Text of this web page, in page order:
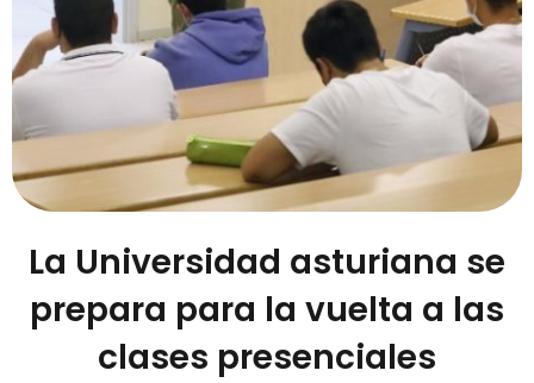
La Universidad asturiana se
prepara para la vuelta a las
clases presenciales